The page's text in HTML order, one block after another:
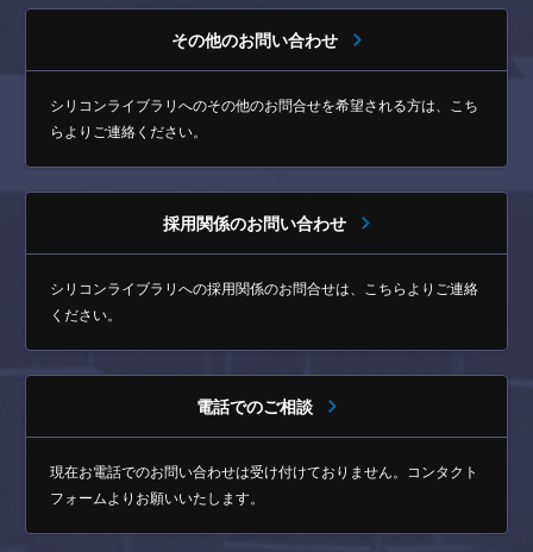
その他のお問い合わせ
シリコンライブラリへのその他のお問合せを希望される方は、 こち
らよりご連絡ください。
採用関係のお問い合わせ
シリコンライブラリへの採用関係のお問合せは、 こちらよりご連絡
ください。
電話でのご相談
現在お電話でのお問い合わせは受け付けておりません。 コンタクト
フォームよりお願いいたします。